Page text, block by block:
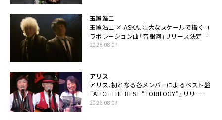
玉置浩二
玉置浩二 × ASKA、壮大なスケールで描くコ
ラボレーション曲「音銀河」リリース決定。
カップリングには新曲「命の宿り」収録も
2026.08.07
アリス
アリス、初となる各メンバーによるベスト盤
『ALICE THE BEST “TORILOGY”』リリース
決定
2026.08.07